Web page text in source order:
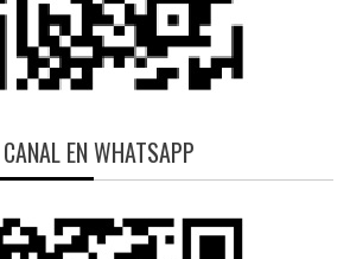
EN WHATSAPP